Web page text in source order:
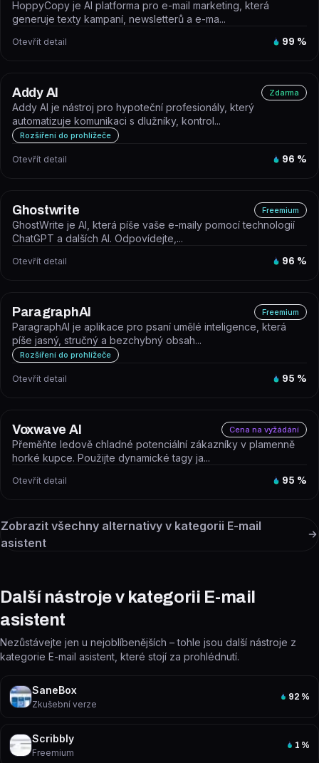
HoppyCopy je AI platforma pro e-mail marketing, která
generuje texty kampaní, newsletterů a e-ma...
Otevřít detail 99 %
Addy AI Zdarma
Addy AI je nástroj pro hypoteční profesionály, který
automatizuje komunikaci s dlužníky, kontrol...
Rozšíření do prohlížeče
Otevřít detail 96 %
Ghostwrite Freemium
GhostWrite je AI, která píše vaše e-maily pomocí technologií
ChatGPT a dalších AI. Odpovídejte,...
Otevřít detail 96 %
ParagraphAI Freemium
ParagraphAI je aplikace pro psaní umělé inteligence, která
píše jasný, stručný a bezchybný obsah...
Rozšíření do prohlížeče
Otevřít detail 95 %
Voxwave AI Cena na vyžádání
Přeměňte ledově chladné potenciální zákazníky v plamenně
horké kupce. Použijte dynamické tagy ja...
Otevřít detail 95 %
Zobrazit všechny alternativy v kategorii E-mail
asistent
Další nástroje v kategorii E-mail
asistent
Nezůstávejte jen u nejoblíbenějších – tohle jsou další nástroje z
kategorie E-mail asistent, které stojí za prohlédnutí.
SaneBox
Zkušební verze
92 %
Scribbly
Freemium
1 %